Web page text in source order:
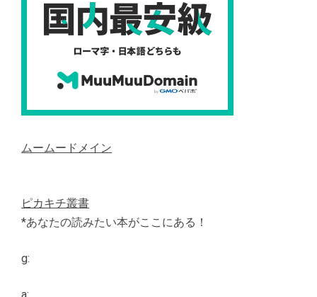
ムームードメイン
ピカキチ叢書
*あなたの読みたい本がここにある！
g: